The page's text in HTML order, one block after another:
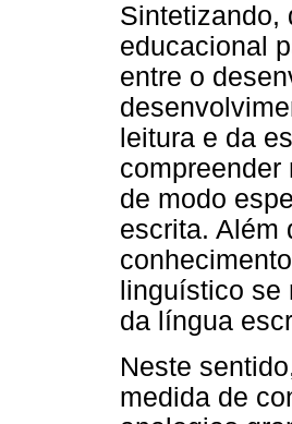
Sintetizando,
educacional
entre o
leitura e da
compreender
de modo
escrita. Além
linguístico
da língua
Neste
medida de